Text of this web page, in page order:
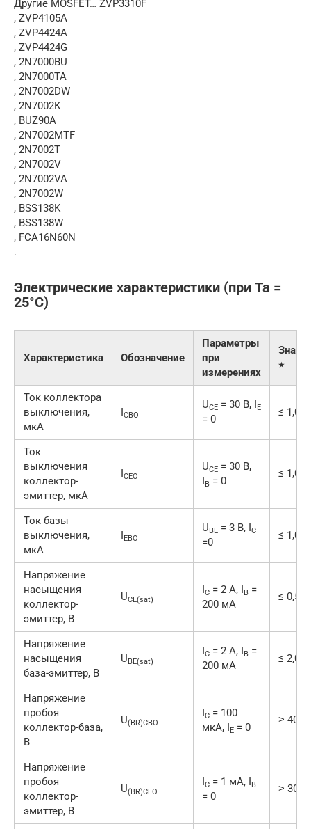
Другие MOSFET… ZVP3310F
, ZVP4105A
, ZVP4424A
, ZVP4424G
, 2N7000BU
, 2N7000TA
, 2N7002DW
, 2N7002K
, BUZ90A
, 2N7002MTF
, 2N7002T
, 2N7002V
, 2N7002VA
, 2N7002W
, BSS138K
, BSS138W
, FCA16N60N
.
Электрические характеристики (при Ta =
25°C)
Характеристика Обозначение
Параметры
при
измерениях
٭
Ток коллектора
выключения,
мкА
ICBO
UCE = 30 В, I E
= 0
≤ 1,0
Ток
выключения
коллектор-
эмиттер, мкА
ICEO
UCE = 30 В,
I B = 0
≤ 1,0
Ток базы
выключения,
мкА
I EBO
U BE = 3 В, IC
=0
≤ 1,0
Напряжение
насыщения
коллектор-
эмиттер, В
UCE(sat)
IC = 2 А, I B =
200 мА
≤ 0,5 В
Напряжение
насыщения
база-эмиттер, В
U BE(sat)
IC = 2 А, I B =
200 мА
≤ 2,0
Напряжение
пробоя
коллектор-база,
В
U(BR)CBO
IC = 100
мкА, I E = 0
˃ 40
Напряжение
пробоя
коллектор-
эмиттер, В
U(BR)CEO
IC = 1 мА, I B
= 0
˃ 30